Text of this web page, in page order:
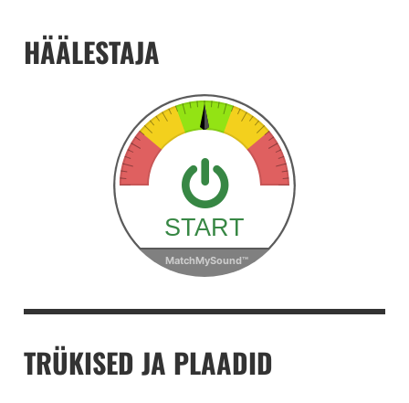
HÄÄLESTAJA
TRÜKISED JA PLAADID